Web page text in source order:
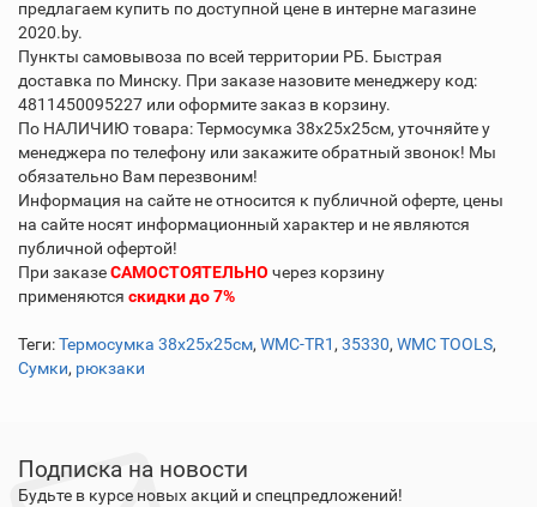
предлагаем купить по доступной цене в интерне магазине
2020.by.
Пункты самовывоза по всей территории РБ. Быстрая
доставка по Минску. При заказе назовите менеджеру код:
4811450095227 или оформите заказ в корзину.
По НАЛИЧИЮ товара: Термосумка 38х25х25см, уточняйте у
менеджера по телефону или закажите обратный звонок! Мы
обязательно Вам перезвоним!
Информация на сайте не относится к публичной оферте, цены
на сайте носят информационный характер и не являются
публичной офертой!
При заказеСАМОСТОЯТЕЛЬНО через корзину
применяются скидки до 7%
Теги:Термосумка 38х25х25см, WMC-TR1 , 35330, WMC TOOLS,
Сумки, рюкзаки
Подписка на новости
Будьте в курсе новых акций и спецпредложений!